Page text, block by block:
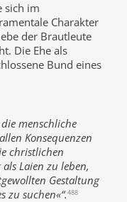
sich im
Charakter
der Brautleute
Die Ehe als
Bund eines
menschliche
Konsequenzen
christlichen
Laien zu leben,
Gestaltung
zu suchen«“.488